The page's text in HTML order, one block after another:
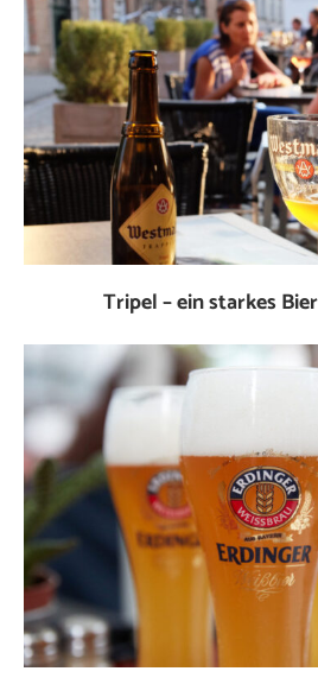
Tripel – ein starkes